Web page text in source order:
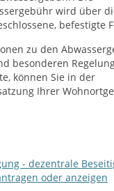
Getrennte
wird über
befestigte
zu den
besonderen
können Sie in der
Ihrer
- dezentrale
oder anzeigen